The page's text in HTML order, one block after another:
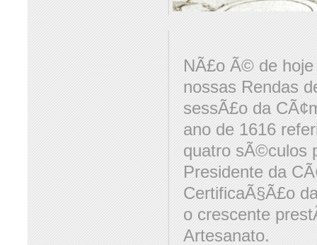
NÃ£o Ã© de
nossas Rendas
sessÃ£o da
ano de 1616
quatro sÃ©culos
Presidente da
CertificaÃ§Ã£o
o crescente
Artesanato.